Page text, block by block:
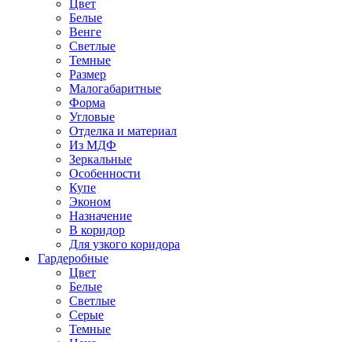
Цвет
Белые
Венге
Светлые
Темные
Размер
Малогабаритные
Форма
Угловые
Отделка и материал
Из МДФ
Зеркальные
Особенности
Купе
Эконом
Назначение
В коридор
Для узкого коридора
Гардеробные
Цвет
Белые
Светлые
Серые
Темные